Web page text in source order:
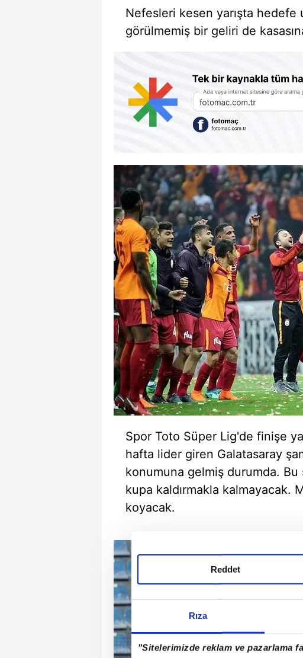
Rıza
"Sitelerimizde reklam ve pazarlama
Reddet
Nefesleri kesen yarışta hedefe
görülmemiş bir geliri de
Spor Toto Süper Lig'de finişe
hafta lider giren Galatasaray
konumuna gelmiş durumda.
kupa kaldırmakla kalmayacak.
koyacak.